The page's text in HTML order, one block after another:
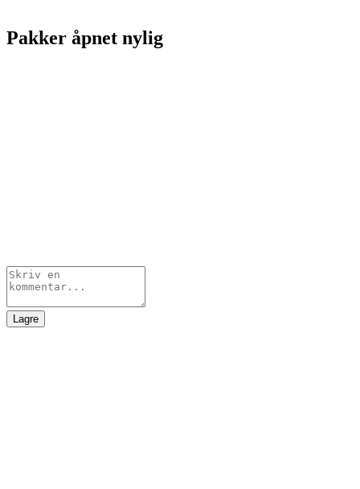
Pakker åpnet nylig
Lagre